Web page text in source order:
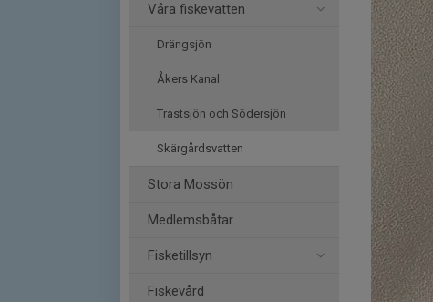
Våra fiskevatten
Drängsjön
Åkers Kanal
Trastsjön och Södersjön
Skärgårdsvatten
Stora Mossön
Medlemsbåtar
Fisketillsyn
Fiskevård